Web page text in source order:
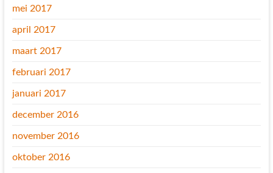
mei 2017
april 2017
maart 2017
februari 2017
januari 2017
december 2016
november 2016
oktober 2016